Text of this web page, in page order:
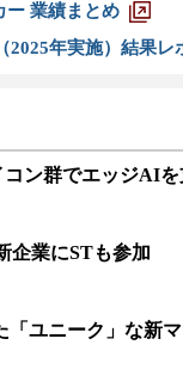
ー 業績まとめ
年実施）結果レ
ン群でエッジAIを
企業にSTも参加
「ユニーク」な新